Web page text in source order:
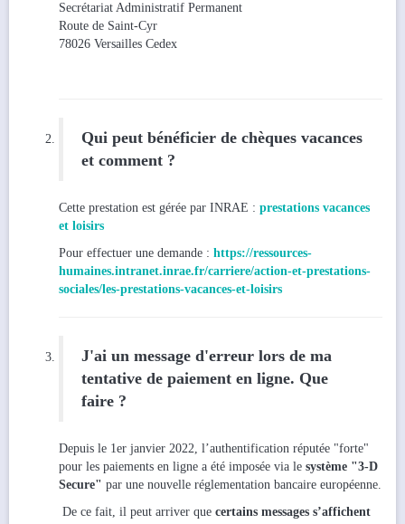
Secrétariat Administratif Permanent
Route de Saint-Cyr
78026 Versailles Cedex
Qui peut bénéficier de chèques vacances
et comment ?
Cette prestation est gérée par INRAE : prestations vacances
et loisirs
Pour effectuer une demande : https://ressources-
humaines.intranet.inrae.fr/carriere/action-et-prestations-
sociales/les-prestations-vacances-et-loisirs
J'ai un message d'erreur lors de ma
tentative de paiement en ligne. Que
faire ?
Depuis le 1er janvier 2022, l’authentification réputée "forte"
pour les paiements en ligne a été imposée via le système "3-D
Secure" par une nouvelle réglementation bancaire européenne.
De ce fait, il peut arriver que certains messages s’affichent